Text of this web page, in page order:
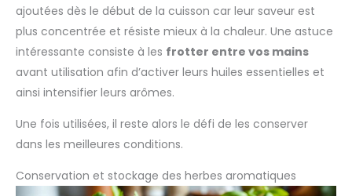
ajoutées dès le début de la cuisson car leur saveur est
plus concentrée et résiste mieux à la chaleur. Une astuce
intéressante consiste à les frotter entre vos mains
avant utilisation afin d’activer leurs huiles essentielles et
ainsi intensifier leurs arômes.
Une fois utilisées, il reste alors le défi de les conserver
dans les meilleures conditions.
Conservation et stockage des herbes aromatiques